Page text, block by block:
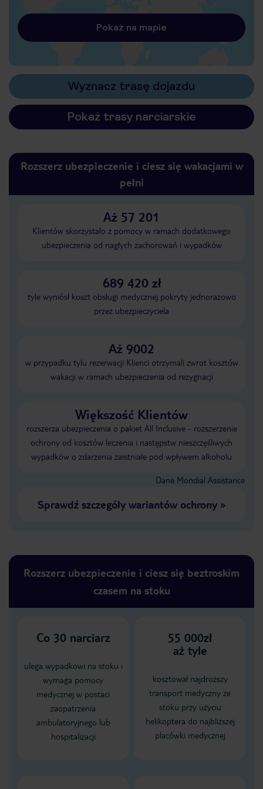
Pokaż na mapie
Wyznacz trasę dojazdu
Pokaż trasy narciarskie
Rozszerz ubezpieczenie i ciesz się wakacjami w
pełni
Aż 57 201
Klientów skorzystało z pomocy w ramach dodatkowego
ubezpieczenia od nagłych zachorowań i wypadków
689 420 zł
tyle wyniósł koszt obsługi medycznej pokryty jednorazowo
przez ubezpieczyciela
Aż 9002
w przypadku tylu rezerwacji Klienci otrzymali zwrot kosztów
wakacji w ramach ubezpieczenia od rezygnacji
Większość Klientów
rozszerza ubezpieczenia o pakiet All Inclusive - rozszerzenie
ochrony od kosztów leczenia i następstw nieszczęśliwych
wypadków o zdarzenia zaistniałe pod wpływem alkoholu
Dane Mondial Assistance
Sprawdź szczegóły wariantów ochrony»
Rozszerz ubezpieczenie i ciesz się beztroskim
czasem na stoku
Co 30 narciarz
ulega wypadkowi na stoku i
wymaga pomocy
medycznej w postaci
zaopatrzenia
ambulatoryjnego lub
hospitalizacji
55 000zł
aż tyle
kosztował najdroższy
transport medyczny ze
stoku przy użyciu
helikoptera do najbliższej
placówki medycznej